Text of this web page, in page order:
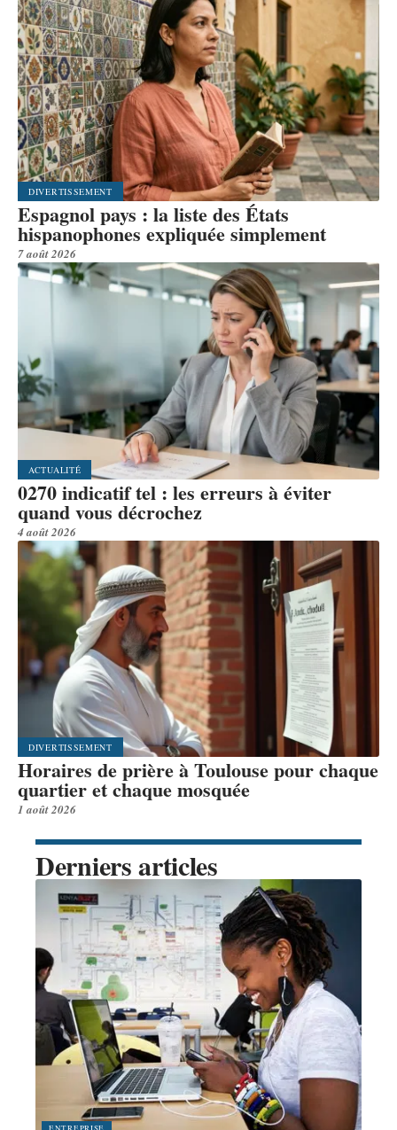
DIVERTISSEMENT
Espagnol pays : la liste des États
hispanophones expliquée simplement
7 août 2026
ACTUALITÉ
0270 indicatif tel : les erreurs à éviter
quand vous décrochez
4 août 2026
DIVERTISSEMENT
Horaires de prière à Toulouse pour chaque
quartier et chaque mosquée
1 août 2026
Derniers articles